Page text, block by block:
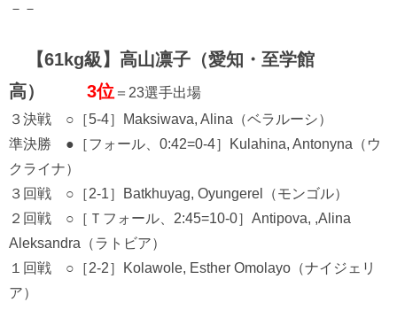
－－
【61kg級】高山凛子（愛知・至学館
高）
3位 ＝23選手出場
３決戦 ○［5-4］Maksiwava, Alina（ベラルーシ）
準決勝 ●［フォール、0:42=0-4］Kulahina, Antonyna（ウ
クライナ）
３回戦 ○［2-1］Batkhuyag, Oyungerel（モンゴル）
２回戦 ○［Ｔフォール、2:45=10-0］Antipova, ,Alina
Aleksandra（ラトビア）
１回戦 ○［2-2］Kolawole, Esther Omolayo（ナイジェリ
ア）